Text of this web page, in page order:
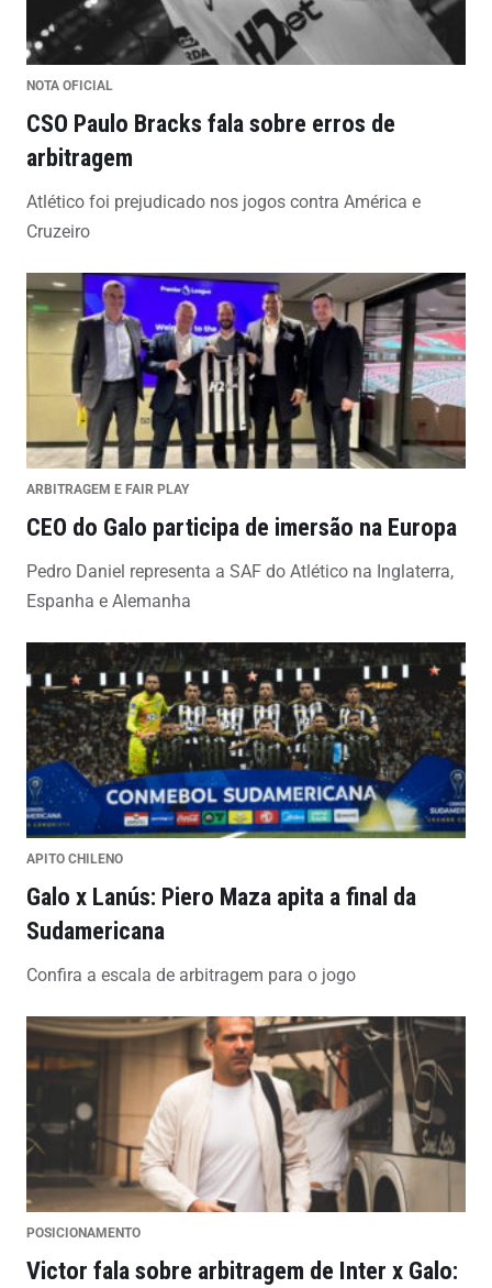
NOTA OFICIAL
CSO Paulo Bracks fala sobre erros de
arbitragem
Atlético foi prejudicado nos jogos contra América e
Cruzeiro
ARBITRAGEM E FAIR PLAY
CEO do Galo participa de imersão na Europa
Pedro Daniel representa a SAF do Atlético na Inglaterra,
Espanha e Alemanha
APITO CHILENO
Galo x Lanús: Piero Maza apita a final da
Sudamericana
Confira a escala de arbitragem para o jogo
POSICIONAMENTO
Victor fala sobre arbitragem de Inter x Galo: